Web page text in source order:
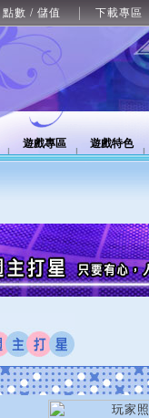
點數 / 儲值 下載專區
遊戲專區 遊戲特色